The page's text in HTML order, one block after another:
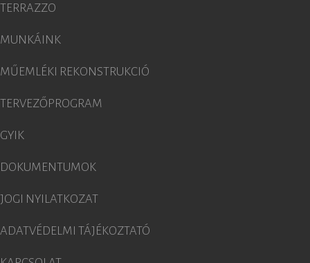
TERRAZZO
MUNKÁINK
MŰEMLÉKI REKONSTRUKCIÓ
TERVEZŐPROGRAM
GYIK
DOKUMENTUMOK
JOGI NYILATKOZAT
ADATVÉDELMI TÁJÉKOZTATÓ